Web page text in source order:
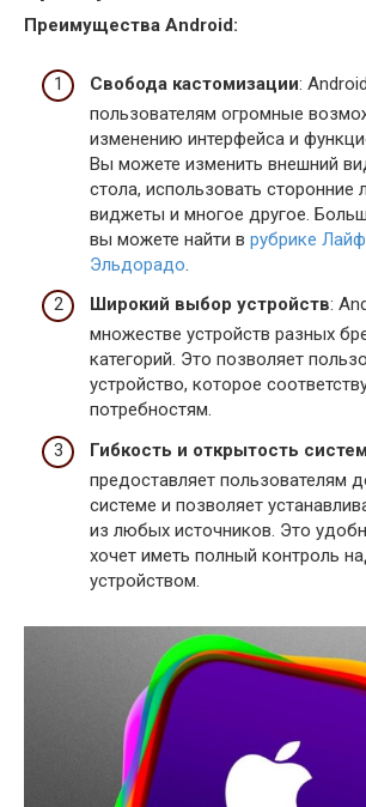
Преимущества Android:
Свобода кастомизации:
пользователям огромные
изменению интерфейса и
Вы можете изменить внешний
стола, использовать сторонние
виджеты и многое другое.
вы можете найти в рубрике
Эльдорадо.
Широкий выбор устройств:
множестве устройств разных
категорий. Это позволяет
устройство, которое
потребностям.
Гибкость и открытость
предоставляет пользователям
системе и позволяет
из любых источников. Это
хочет иметь полный контроль
устройством.